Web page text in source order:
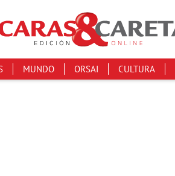
MUNDO ORSAI CULTURA